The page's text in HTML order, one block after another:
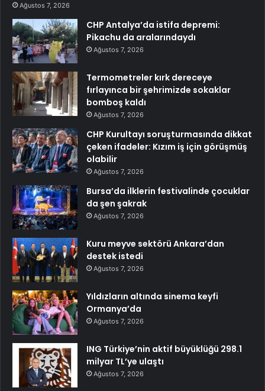
Ağustos 7, 2026
CHP Antalya’da istifa depremi:
Pikachu da aralarındaydı
Ağustos 7, 2026
Termometreler kırk dereceye
fırlayınca bir şehrimizde sokaklar
bomboş kaldı
Ağustos 7, 2026
CHP Kurultayı soruşturmasında dikkat
çeken ifadeler: Kızım iş için görüşmüş
olabilir
Ağustos 7, 2026
Bursa’da ilklerin festivalinde çocuklar
da şen şakrak
Ağustos 7, 2026
Kuru meyve sektörü Ankara’dan
destek istedi
Ağustos 7, 2026
Yıldızların altında sinema keyfi
Ormanya’da
Ağustos 7, 2026
ING Türkiye’nin aktif büyüklüğü 298.1
milyar TL’ye ulaştı
Ağustos 7, 2026